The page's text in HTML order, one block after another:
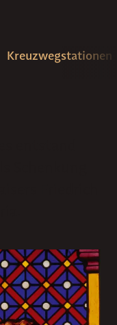
Kreuzwegstationen